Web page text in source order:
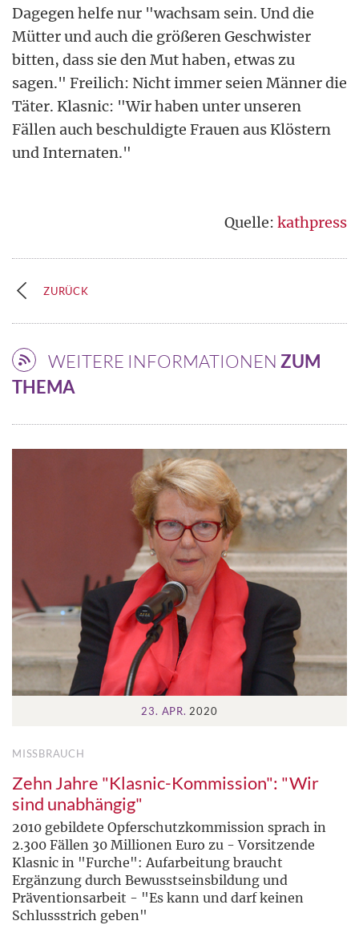
Dagegen helfe nur "wachsam sein. Und die
Mütter und auch die größeren Geschwister
bitten, dass sie den Mut haben, etwas zu
sagen." Freilich: Nicht immer seien Männer die
Täter. Klasnic: "Wir haben unter unseren
Fällen auch beschuldigte Frauen aus Klöstern
und Internaten."
Quelle: kathpress
ZURÜCK
WEITERE INFORMATIONEN ZUM
THEMA
23. APR. 2020
MISSBRAUCH
Zehn Jahre "Klasnic-Kommission": "Wir
sind unabhängig"
2010 gebildete Opferschutzkommission sprach in
2.300 Fällen 30 Millionen Euro zu - Vorsitzende
Klasnic in "Furche": Aufarbeitung braucht
Ergänzung durch Bewusstseinsbildung und
Präventionsarbeit - "Es kann und darf keinen
Schlussstrich geben"